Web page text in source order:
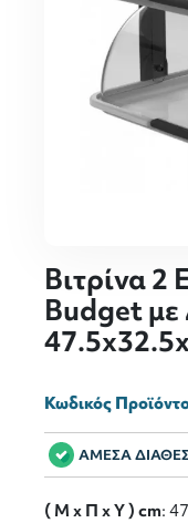
Βιτρίνα 2
Budget με
Κωδικός
ΑΜΕΣΑ
( M x Π x Y ) cm: